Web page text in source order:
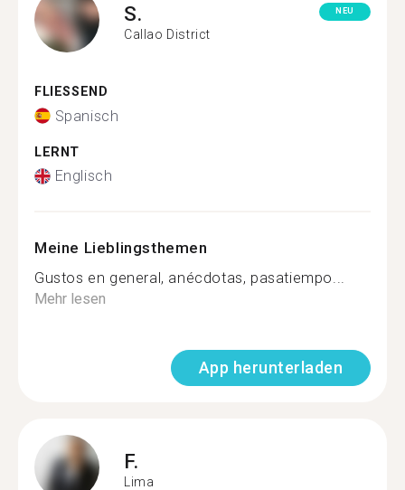
S.
Callao District
NEU
FLIESSEND
Spanisch
LERNT
Englisch
Meine Lieblingsthemen
Gustos en general, anécdotas, pasatiempo...
Mehr lesen
App herunterladen
F.
Lima